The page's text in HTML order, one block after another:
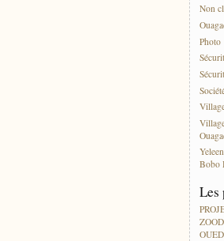
Non
Photo
Bobo
Les